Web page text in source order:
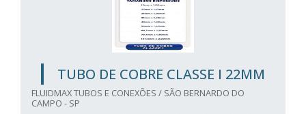
TUBO DE COBRE CLASSE I 22MM
FLUIDMAX TUBOS E CONEXÕES / SÃO BERNARDO DO
CAMPO - SP